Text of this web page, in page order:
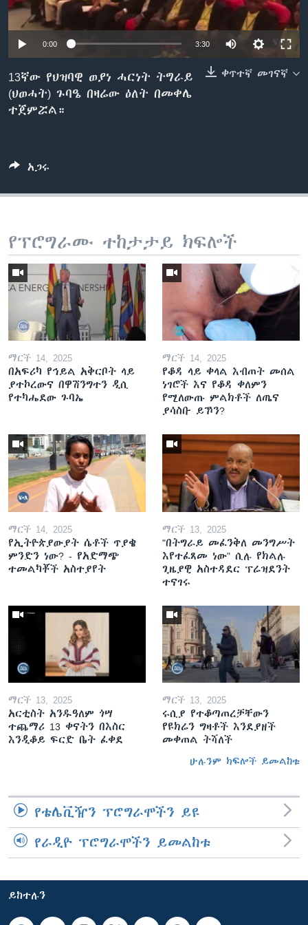
ቋንቋዎች
0:00 3:30
ቀጥተኛ መገናኛ
13ኛው የህዝባዊ ወያነ ሓርነት ትግራይ
(ህወሓት) ጉባዔ በዛሬው ዕለት በመቀሌ
ተጀምሯል።
አጋሩ
የፕሮግራሙ ተከታታይ ክፍሎች
ማርች 14, 2025
በአፍሪካ የኅይል አቅርቦት ላይ
ያተኮረውና በዋሽንግተን ዲሲ
የተካሔደው ጉባኤ
ማርች 14, 2025
የቆዳ ላይ ቀላል እብጠት መሰል
ነገሮች እና የቆዳ ቀለምን
የሚለውጡ ምልክቶች ለጤና
ያሳስቡ ይኾን?
ማርች 14, 2025
የኢትዮጵያውያት ሴቶች ጥያቄ
ምንድን ነው? - የአድማጭ
ተመልካቾች አስተያየት
ማርች 13, 2025
"በትግራይ መፈንቅለ መንግሥት
እየተፈጸመ ነው" ሲሉ የክልሉ
ጊዜያዊ አስተዳደር ፕሬዝደንት
ተናገሩ
ማርች 13, 2025
አርቲስት አንዱዓለም ጎሣ
ተጨማሪ 13 ቀናትን በእስር
እንዲቆይ ፍርድ ቤት ፈቀደ
ማርች 13, 2025
ሩሲያ የተቆጣጠረቻቸውን
የዩክሬን ግዛቶች እንደያዘች
መቀጠል ትሻለች
ሁሉንም ክፍሎች ይመልከቱ
የቴሌቪዥን ፕሮግራሞችን ይዩ
የራዲዮ ፕሮግራሞችን ይመልከቱ
ይከተሉን